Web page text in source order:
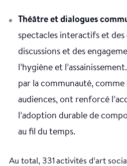
Théâtre et dialogues
spectacles interactifs et
discussions et des
l’hygiène et
par la communauté, comme
audiences, ont renforcé
l’adoption durable de
au fil du temps.
Au total, 331 activités d’art